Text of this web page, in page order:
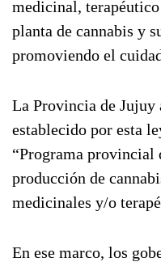
medicinal,
planta de cannabis y
promoviendo el
La Provincia de
establecido por esta
“Programa
producción de
medicinales y/o
En ese marco, los